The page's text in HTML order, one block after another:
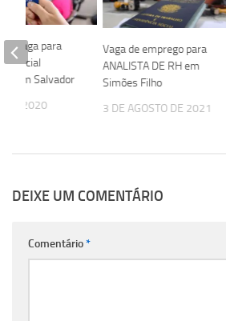
Vaga de emprego para
ANALISTA DE RH em
Simões Filho
3 DE AGOSTO DE 2021
vaga para
em Salvador
DE 2020
DEIXE UM COMENTÁRIO
Comentário*